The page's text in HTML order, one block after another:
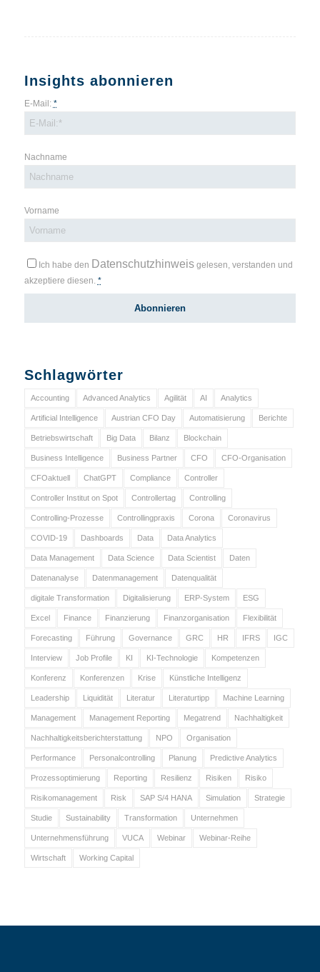
Insights abonnieren
E-Mail: *
Nachname
Vorname
Ich habe den Datenschutzhinweisgelesen, verstanden und
akzeptiere diesen. *
Schlagwörter
Accounting Advanced Analytics Agilität AI Analytics
Artificial Intelligence Austrian CFO Day Automatisierung Berichte
Betriebswirtschaft Big Data Bilanz Blockchain
Business Intelligence Business Partner CFO CFO-Organisation
CFOaktuell ChatGPT Compliance Controller
Controller Institut on Spot Controllertag Controlling
Controlling-Prozesse Controllingpraxis Corona Coronavirus
COVID-19 Dashboards Data Data Analytics
Data Management Data Science Data Scientist Daten
Datenanalyse Datenmanagement Datenqualität
digitale Transformation Digitalisierung ERP-System ESG
Excel Finance Finanzierung Finanzorganisation Flexibilität
Forecasting Führung Governance GRC HR IFRS IGC
Interview Job Profile KI KI-Technologie Kompetenzen
Konferenz Konferenzen Krise Künstliche Intelligenz
Leadership Liquidität Literatur Literaturtipp Machine Learning
Management Management Reporting Megatrend Nachhaltigkeit
Nachhaltigkeitsberichterstattung NPO Organisation
Performance Personalcontrolling Planung Predictive Analytics
Prozessoptimierung Reporting Resilienz Risiken Risiko
Risikomanagement Risk SAP S/4 HANA Simulation Strategie
Studie Sustainability Transformation Unternehmen
Unternehmensführung VUCA Webinar Webinar-Reihe
Wirtschaft Working Capital